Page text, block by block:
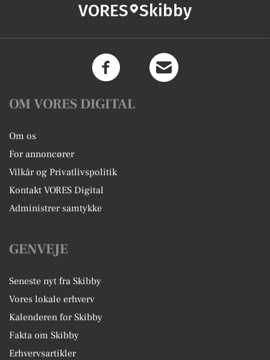
VORES Skibby
OM VORES DIGITAL
Om os
For annoncører
Vilkår og Privatlivspolitik
Kontakt VORES Digital
Administrer samtykke
GENVEJE
Seneste nyt fra Skibby
Vores lokale erhverv
Kalenderen for Skibby
Fakta om Skibby
Erhvervsartikler